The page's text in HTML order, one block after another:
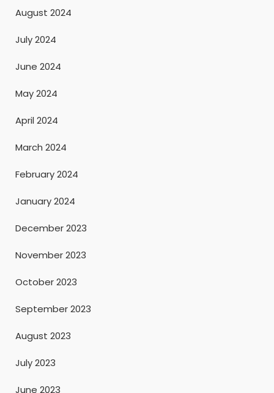
August 2024
July 2024
June 2024
May 2024
April 2024
March 2024
February 2024
January 2024
December 2023
November 2023
October 2023
September 2023
August 2023
July 2023
June 2023